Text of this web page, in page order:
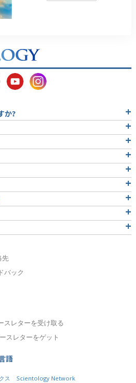
か?
先
バック
スレターを受け取る
スレターをゲット
語
ス Scientology Network